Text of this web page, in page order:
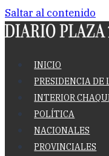
Saltar al contenido
INICIO
PRESIDENCIA DE
INTERIOR
POLÍTICA
NACIONALES
PROVINCIALES